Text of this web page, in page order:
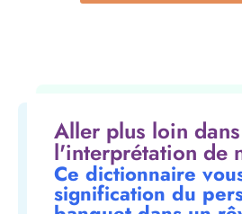
Aller plus loin dans
l'interprétation de
Ce dictionnaire
signification du